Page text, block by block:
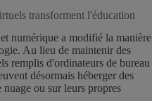
transforment l'éducation
numérique a modifié la manière
Au lieu de maintenir des
remplis d'ordinateurs de bureau
désormais héberger des
ou sur leurs propres